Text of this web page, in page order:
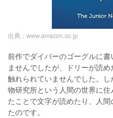
出典 : www.amazon.co.jp
前作でダイバーのゴーグルに
ませんでしたが、ドリーが読
触れられていませんでした。
物研究所という人間の世界に
たことで文字が読めたり、人
たのです。